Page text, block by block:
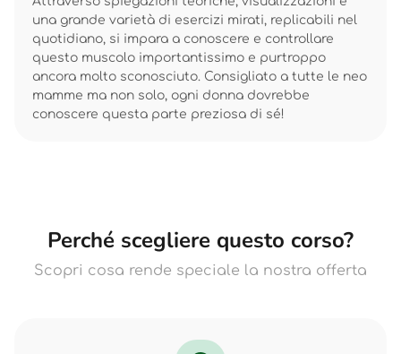
una grande varietà di esercizi mirati, replicabili nel
quotidiano, si impara a conoscere e controllare
questo muscolo importantissimo e purtroppo
ancora molto sconosciuto. Consigliato a tutte le neo
mamme ma non solo, ogni donna dovrebbe
conoscere questa parte preziosa di sé!
Perché scegliere questo corso?
Scopri cosa rende speciale la nostra offerta